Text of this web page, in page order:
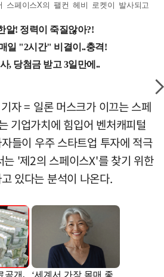
스페이스X의 팰컨 헤비 로켓이 발사되고
자 = 일론 머스크가 이끄는 스페
기업가치에 힘입어 벤처캐피털
들이 우주 스타트업 투자에 적극
는 '제2의 스페이스X'를 찾기 위한
있다는 분석이 나온다.